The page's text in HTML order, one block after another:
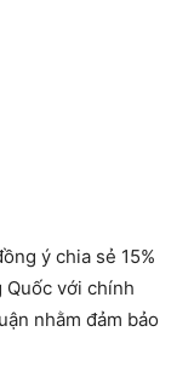
ý chia sẻ 15%
với chính
nhằm đảm bảo